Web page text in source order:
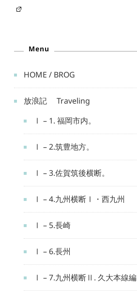
Menu
HOME / BROG
放浪記 Traveling
Ⅰ – 1. 福岡市内。
Ⅰ – 2.筑豊地方。
Ⅰ – 3.佐賀筑後横断。
Ⅰ – 4.九州横断Ⅰ・西九州
Ⅰ – 5.長崎
Ⅰ – 6.長州
Ⅰ – 7.九州横断Ⅱ. 久大本線編